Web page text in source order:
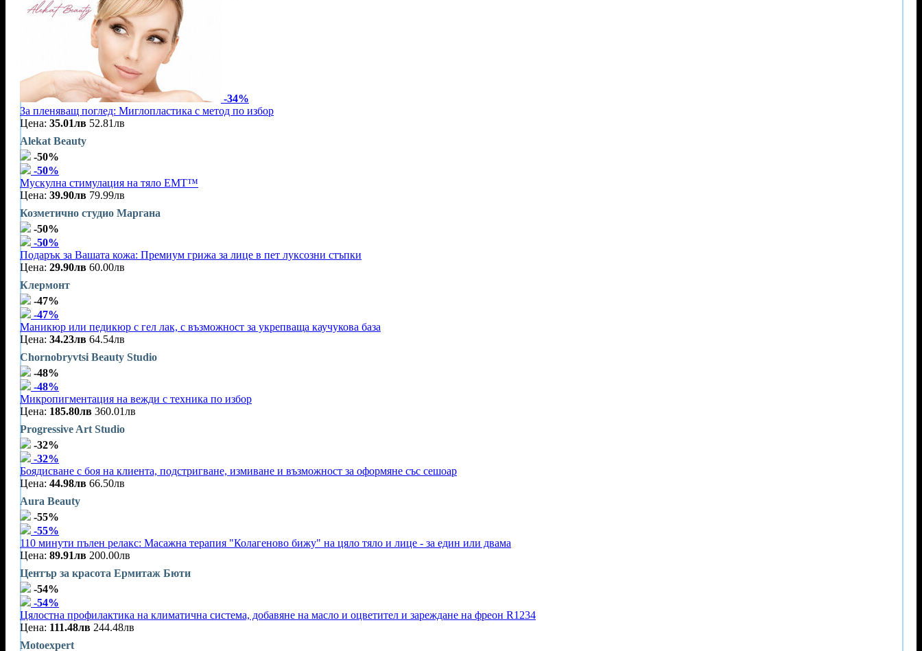
-34%
За пленяващ поглед: Миглопластика с метод по избор
Цена: 35.01лв 52.81лв
Alekat Beauty
-50%
-50%
Mускулна стимулация на тяло EMT™
Цена: 39.90лв 79.99лв
Козметично студио Маргана
-50%
-50%
Подарък за Вашата кожа: Премиум грижа за лице в пет луксозни стъпки
Цена: 29.90лв 60.00лв
Клермонт
-47%
-47%
Маникюр или педикюр с гел лак, с възможност за укрепваща каучукова база
Цена: 34.23лв 64.54лв
Chornobryvtsi Beauty Studio
-48%
-48%
Микропигментация на вежди с техника по избор
Цена: 185.80лв 360.01лв
Progressive Art Studio
-32%
-32%
Боядисване с боя на клиента, подстригване, измиване и възможност за оформяне със сешоар
Цена: 44.98лв 66.50лв
Aura Beauty
-55%
-55%
110 минути пълен релакс: Масажна терапия "Колагеново бижу" на цяло тяло и лице - за един или двама
Цена: 89.91лв 200.00лв
Център за красота Ермитаж Бюти
-54%
-54%
Цялостна профилактика на климатична система, добавяне на масло и оцветител и зареждане на фреон R1234
Цена: 111.48лв 244.48лв
Motoexpert